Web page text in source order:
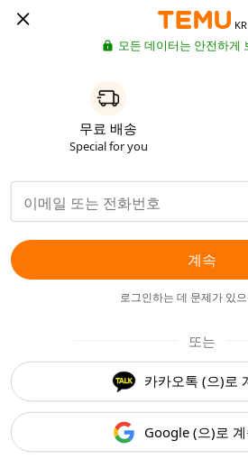
KR
모든 데이터는 안전하게
무료 배송
Special for you
계속
로그인하는 데 문제가 있
또는
카카오톡 (으)로
Google (으)로